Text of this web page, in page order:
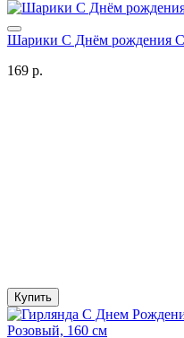
Шарики С Днём рождения
169 р.
Купить